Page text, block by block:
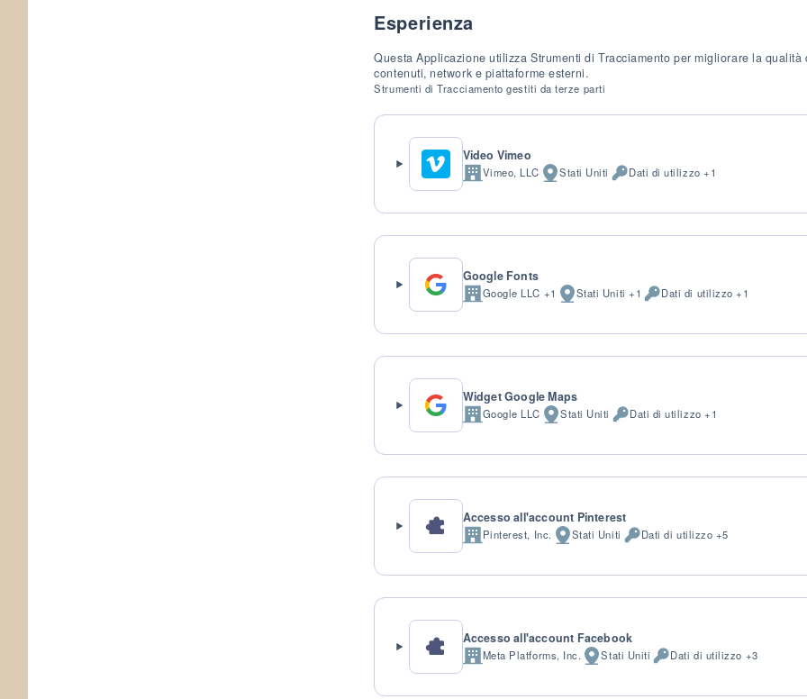
Esperienza
Questa Applicazione utilizza Strumenti di Tracciamento per migliorare la
contenuti, network e piattaforme esterni.
Strumenti di Tracciamento gestiti da terze parti
Video Vimeo
Azienda:Vimeo, LLC LuogoStati Uniti DatiDati di utilizzo +1
Google Fonts
Azienda:Google LLC +1 LuogoStati Uniti +1 DatiDati di utilizzo +1
Widget Google Maps
Azienda:Google LLC LuogoStati Uniti DatiDati di utilizzo +1
Accesso all'account Pinterest
Azienda:Pinterest, Inc.LuogoStati Uniti DatiDati di utilizzo +5
Accesso all'account Facebook
Azienda:Meta Platforms, Inc.LuogoStati Uniti Permessi
Dati di utilizzo +3